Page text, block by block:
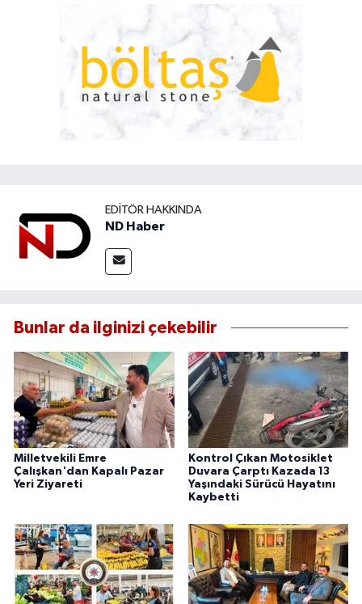
EDITÖR HAKKINDA
ND Haber
Bunlar da ilginizi çekebilir
Milletvekili Emre
Çalışkan'dan Kapalı Pazar
Yeri Ziyareti
Kontrol Çıkan Motosiklet
Duvara Çarptı Kazada 13
Yaşındaki Sürücü Hayatını
Kaybetti